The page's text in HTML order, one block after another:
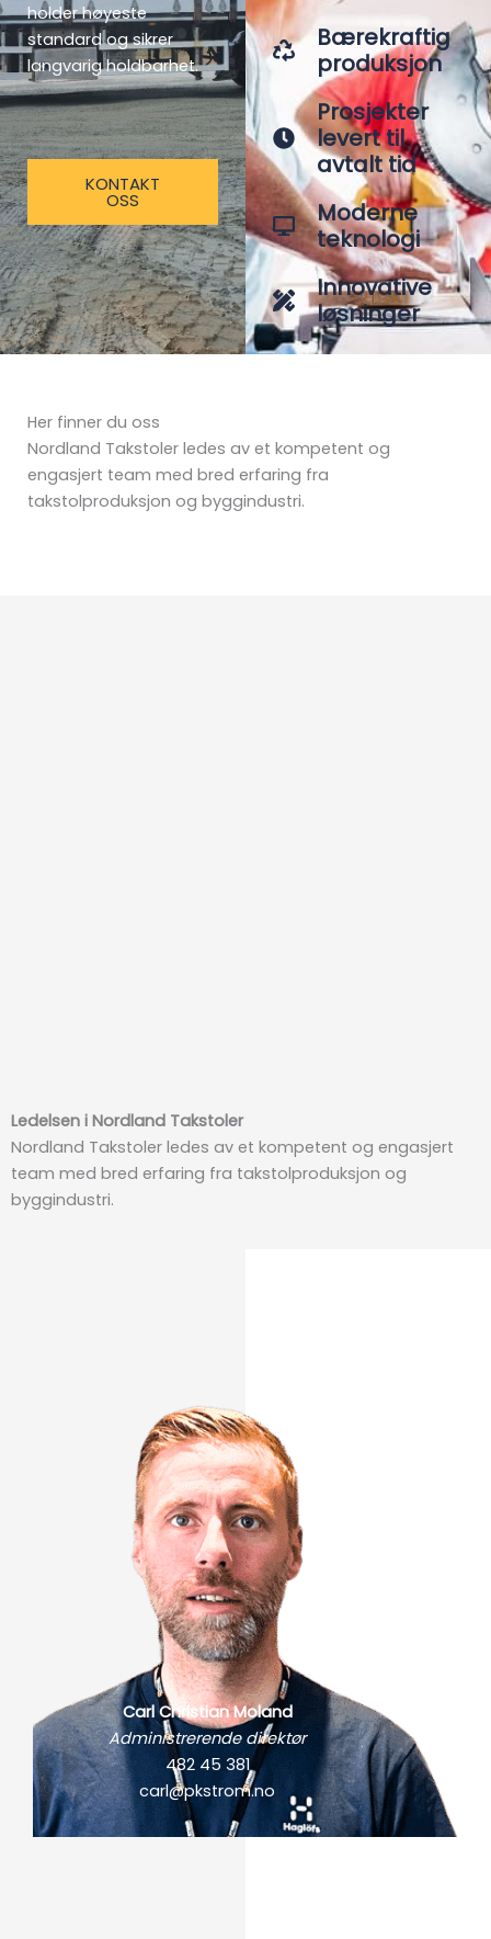
holder høyeste
standard og sikrer
langvarig holdbarhet.
KONTAKT
OSS
Bærekraftig
produksjon
Prosjekter
levert til
avtalt tid
Moderne
teknologi
Innovative
løsninger
Her finner du oss
Nordland Takstoler ledes av et kompetent og
engasjert team med bred erfaring fra
takstolproduksjon og byggindustri.
Ledelsen i Nordland Takstoler
Nordland Takstoler ledes av et kompetent og engasjert
team med bred erfaring fra takstolproduksjon og
byggindustri.
Carl Christian Moland
Administrerende direktør
482 45 381
carl@pkstrom.no